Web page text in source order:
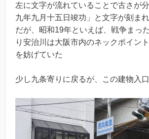
左に文字が流れていることで古さが
九年九月十五日竣功」と文字が刻ま
だが、昭和19年といえば、戦争まっ
り安治川は大阪市内のネックポイン
を妨げていた
少し九条寄りに戻るが、この建物入